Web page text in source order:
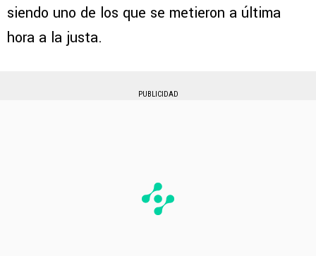
siendo uno de los que se metieron a última
hora a la justa.
PUBLICIDAD